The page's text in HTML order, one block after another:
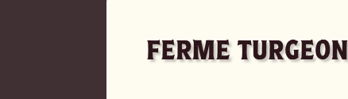
FERME TURGEON